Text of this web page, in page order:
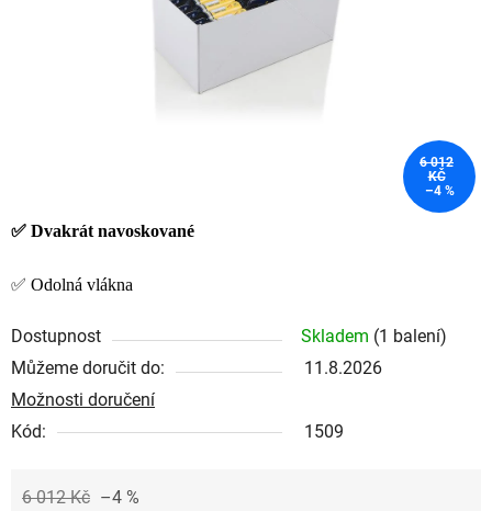
✅ Dvakrát navoskované
✅ Odolná vlákna
Dostupnost Skladem (1 balení)
Můžeme doručit do:
11.8.2026
Možnosti doručení
Kód:
1509
6 012 Kč –4 %
6 012
KČ
–4 %